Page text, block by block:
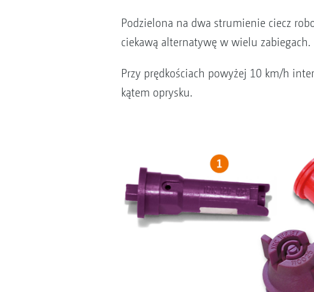
Podzielona na dwa strumienie ciecz
ciekawą alternatywę w wielu zabiegach.
Przy prędkościach powyżej 10 km/h
kątem oprysku.